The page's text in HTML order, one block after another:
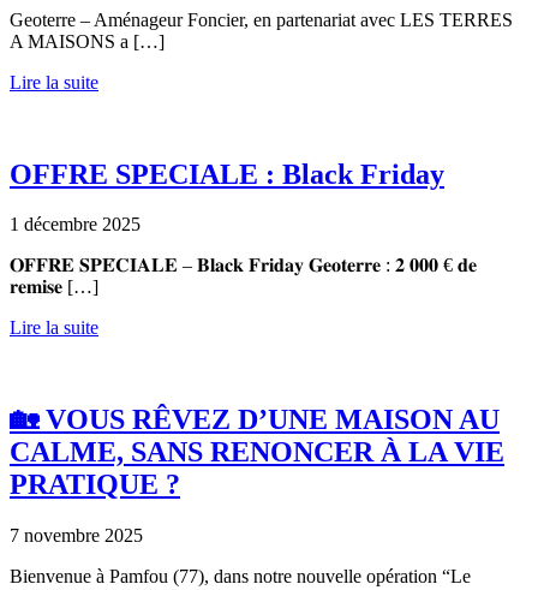
Geoterre – Aménageur Foncier, en partenariat avec LES TERRES
A MAISONS a […]
Lire la suite
OFFRE SPECIALE : Black Friday
1 décembre 2025
𝐎𝐅𝐅𝐑𝐄 𝐒𝐏𝐄́𝐂𝐈𝐀𝐋𝐄 – 𝐁𝐥𝐚𝐜𝐤 𝐅𝐫𝐢𝐝𝐚𝐲 𝐆𝐞𝐨𝐭𝐞𝐫𝐫𝐞 : 𝟐 𝟎𝟎𝟎 € 𝐝𝐞
𝐫𝐞𝐦𝐢𝐬𝐞 […]
Lire la suite
🏡 VOUS RÊVEZ D’UNE MAISON AU
CALME, SANS RENONCER À LA VIE
PRATIQUE ?
7 novembre 2025
Bienvenue à Pamfou (77), dans notre nouvelle opération “Le